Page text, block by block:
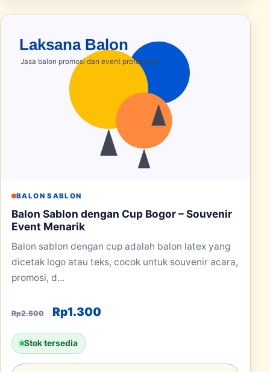
BALON SABLON
Balon Sablon dengan Cup Bogor – Souvenir
Event Menarik
Balon sablon dengan cup adalah balon latex yang
dicetak logo atau teks, cocok untuk souvenir acara,
promosi, d...
Rp2.500 Harga aslinya adalah: Rp2.500.
Rp1.300Harga saat ini adalah:
Stok tersedia